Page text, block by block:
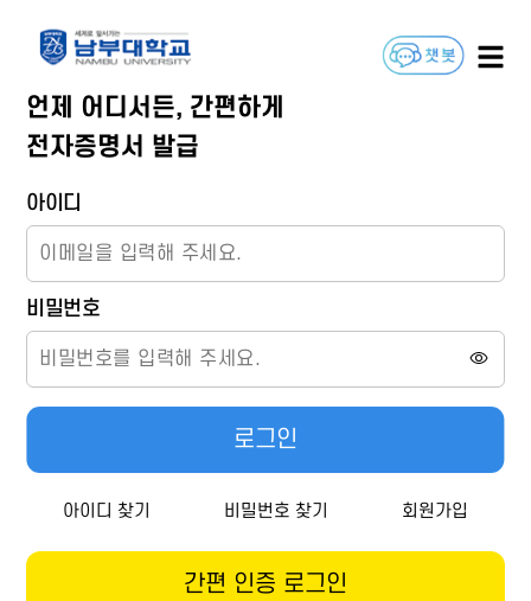
언제 어디서든, 간편하게
전자증명서 발급
아이디
비밀번호
로그인
아이디 찾기 비밀번호 찾기 회원가입
간편 인증 로그인